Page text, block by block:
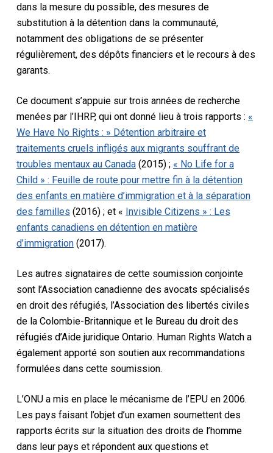
dans la mesure du possible, des mesures de
substitution à la détention dans la communauté,
notamment des obligations de se présenter
régulièrement, des dépôts financiers et le recours à des
garants.
Ce document s’appuie sur trois années de recherche
menées par l’IHRP, qui ont donné lieu à trois rapports : «
We Have No Rights : » Détention arbitraire et
traitements cruels infligés aux migrants souffrant de
troubles mentaux au Canada(2015) ; « No Life for a
Child » : Feuille de route pour mettre fin à la détention
des enfants en matière d’immigration et à la séparation
des familles (2016) ; et « Invisible Citizens » : Les
enfants canadiens en détention en matière
d’immigration(2017).
Les autres signataires de cette soumission conjointe
sont l’Association canadienne des avocats spécialisés
en droit des réfugiés, l’Association des libertés civiles
de la Colombie-Britannique et le Bureau du droit des
réfugiés d’Aide juridique Ontario. Human Rights Watch a
également apporté son soutien aux recommandations
formulées dans cette soumission.
L’ONU a mis en place le mécanisme de l’EPU en 2006.
Les pays faisant l’objet d’un examen soumettent des
rapports écrits sur la situation des droits de l’homme
dans leur pays et répondent aux questions et